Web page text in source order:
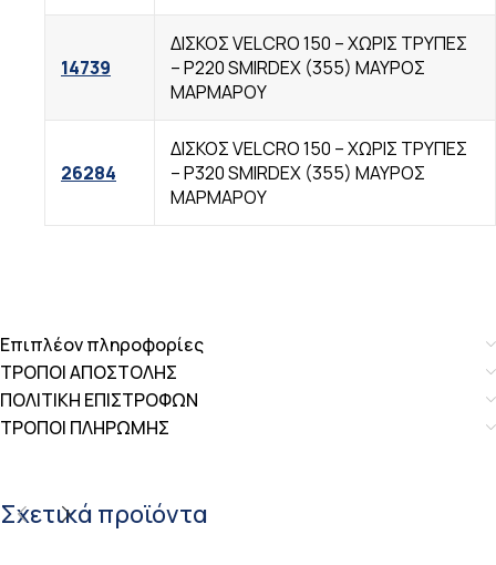
14739
ΔΙΣΚΟΣ VELCRO 150 – ΧΩΡΙΣ TΡΥΠΕΣ
– P220 SMIRDEX (355) ΜΑΥΡΟΣ
ΜΑΡΜΑΡΟΥ
26284
ΔΙΣΚΟΣ VELCRO 150 – ΧΩΡΙΣ TΡΥΠΕΣ
– P320 SMIRDEX (355) ΜΑΥΡΟΣ
ΜΑΡΜΑΡΟΥ
Επιπλέον πληροφορίες
ΤΡΟΠΟΙ ΑΠΟΣΤΟΛΗΣ
ΠΟΛΙΤΙΚΗ ΕΠΙΣΤΡΟΦΩΝ
ΤΡΟΠΟΙ ΠΛΗΡΩΜΗΣ
Σχετικά προϊόντα